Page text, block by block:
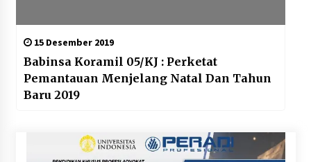
15 Desember 2019
Babinsa Koramil 05/KJ : Perketat
Pemantauan Menjelang Natal Dan Tahun
Baru 2019